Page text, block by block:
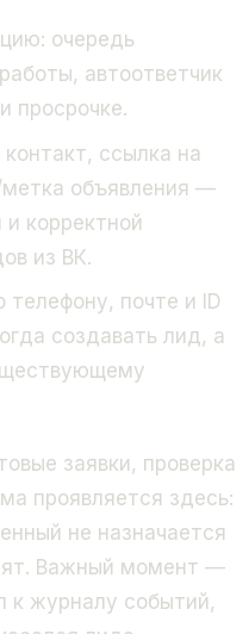
очередь
автоответчик
просрочке.
ссылка на
объявления —
корректной
из ВК.
телефону, почте и ID
создавать лид, а
заявки, проверка
проявляется здесь:
не назначается
Важный момент —
к журналу событий,